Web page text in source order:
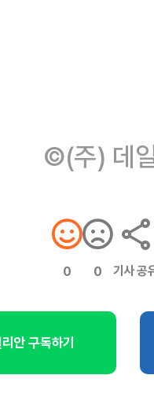
©(주) 데
0 0 기사 공
안 구독하기